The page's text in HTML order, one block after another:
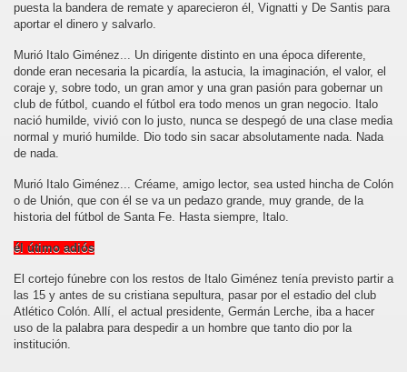
puesta la bandera de remate y aparecieron él, Vignatti y De Santis para
aportar el dinero y salvarlo.
Murió Italo Giménez... Un dirigente distinto en una época diferente,
donde eran necesaria la picardía, la astucia, la imaginación, el valor, el
coraje y, sobre todo, un gran amor y una gran pasión para gobernar un
club de fútbol, cuando el fútbol era todo menos un gran negocio. Italo
nació humilde, vivió con lo justo, nunca se despegó de una clase media
normal y murió humilde. Dio todo sin sacar absolutamente nada. Nada
de nada.
Murió Italo Giménez... Créame, amigo lector, sea usted hincha de Colón
o de Unión, que con él se va un pedazo grande, muy grande, de la
historia del fútbol de Santa Fe. Hasta siempre, Italo.
él útimo adiós
El cortejo fúnebre con los restos de Italo Giménez tenía previsto partir a
las 15 y antes de su cristiana sepultura, pasar por el estadio del club
Atlético Colón. Allí, el actual presidente, Germán Lerche, iba a hacer
uso de la palabra para despedir a un hombre que tanto dio por la
institución.